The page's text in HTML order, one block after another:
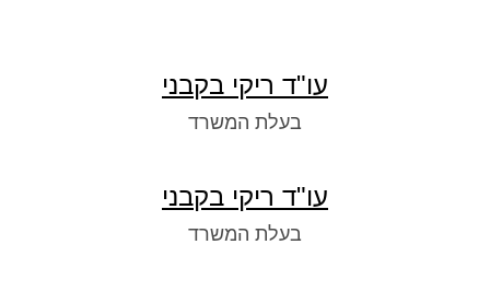
עו"ד ריקי בקבני
בעלת המשרד
עו"ד ריקי בקבני
בעלת המשרד